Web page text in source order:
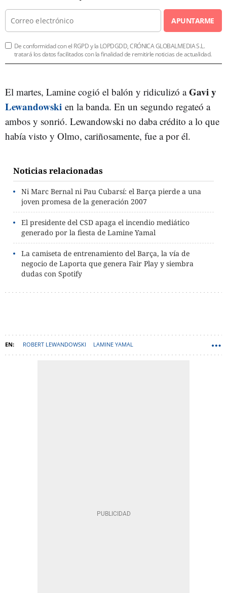
APUNTARME
De conformidad con el RGPD y la LOPDGDD, CRÓNICA GLOBALMEDIA S.L.
tratará los datos facilitados con la finalidad de remitirle noticias de actualidad.
El martes, Lamine cogió el balón y ridiculizó aGavi y
Lewandowski en la banda. En un segundo regateó a
ambos y sonrió. Lewandowski no daba crédito a lo que
había visto y Olmo, cariñosamente, fue a por él.
Noticias relacionadas
Ni Marc Bernal ni Pau Cubarsí: el Barça pierde a una
joven promesa de la generación 2007
El presidente del CSD apaga el incendio mediático
generado por la fiesta de Lamine Yamal
La camiseta de entrenamiento del Barça, la vía de
negocio de Laporta que genera Fair Play y siembra
dudas con Spotify
ROBERT LEWANDOWSKI LAMINE YAMAL